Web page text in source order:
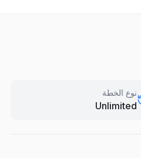
نوع الخطة
Unlimited